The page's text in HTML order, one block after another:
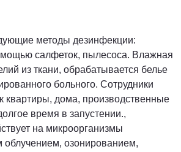
методы дезинфекции:
салфеток, пылесоса. Влажная
из ткани, обрабатывается белье
больного. Сотрудники
квартиры, дома, производственные
время в запустении.,
на микроорганизмы
облучением, озонированием,